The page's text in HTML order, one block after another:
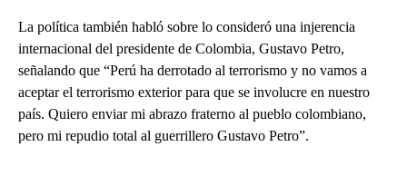
La política también habló sobre lo consideró una injerencia
internacional del presidente de Colombia, Gustavo Petro,
señalando que “Perú ha derrotado al terrorismo y no vamos a
aceptar el terrorismo exterior para que se involucre en nuestro
país. Quiero enviar mi abrazo fraterno al pueblo colombiano,
pero mi repudio total al guerrillero Gustavo Petro”.